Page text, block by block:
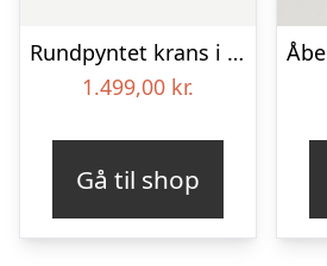
Rundpyntet krans i klassisk stil – pink
1.499,00 kr.
Gå til shop